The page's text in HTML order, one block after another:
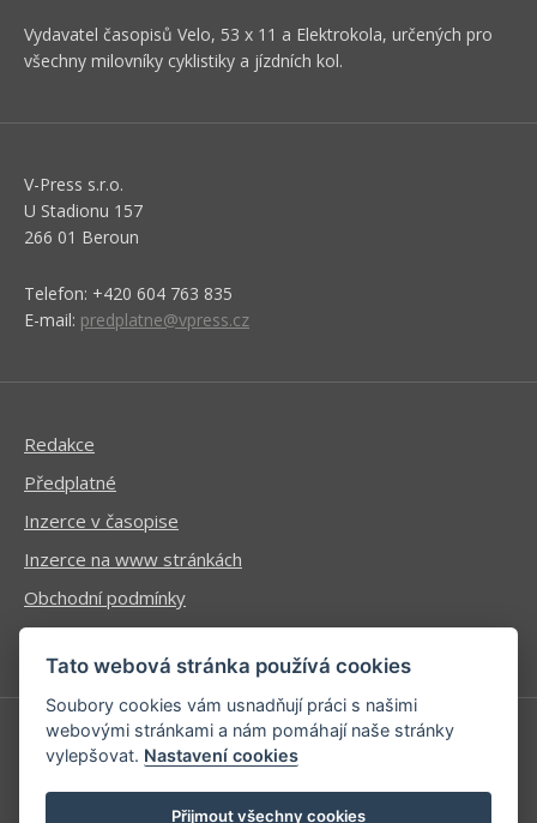
Vydavatel časopisů Velo, 53 x 11 a Elektrokola, určených pro
všechny milovníky cyklistiky a jízdních kol.
V-Press s.r.o.
U Stadionu 157
266 01 Beroun
Telefon: +420 604 763 835
E-mail: predplatne@vpress.cz
Redakce
Předplatné
Inzerce v časopise
Inzerce na www stránkách
Obchodní podmínky
Ochrana osobních údajů
Příhlášení | Registrace
Kontaktní informace
Tato webová stránka používá cookies
Soubory cookies vám usnadňují práci s našimi
webovými stránkami a nám pomáhají naše stránky
vylepšovat. Nastavení cookies
Přijmout všechny cookies